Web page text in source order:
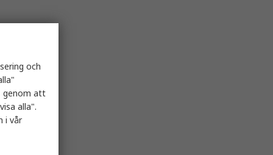
och
genom att
alla".
i vår